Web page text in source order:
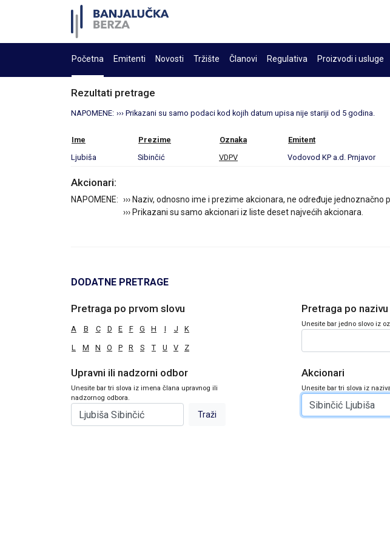
Početna Emitenti Novosti Tržište Članovi Regulativa Proizvodi i usluge
Rezultati pretrage
NAPOMENE: ››› Prikazani su samo podaci kod kojih datum upisa nije stariji od 5 godina.
Ime Prezime Oznaka Emitent
Ljubiša
Sibinčić VDPV Vodovod KP a.d. Prnjavor
Akcionari:
NAPOMENE: ››› Naziv, odnosno ime i prezime akcionara, ne određuje jednoznačno
››› Prikazani su samo akcionari iz liste deset najvećih akcionara.
DODATNE PRETRAGE
Pretraga po prvom slovu
A B C D E F G H I J K
L M N O P R S T U V Z
Pretraga po
Unesite bar jedno slovo iz
Upravni ili nadzorni odbor
Unesite bar tri slova iz imena člana upravnog ili
nadzornog odbora.
Akcionari
Unesite bar tri slova iz